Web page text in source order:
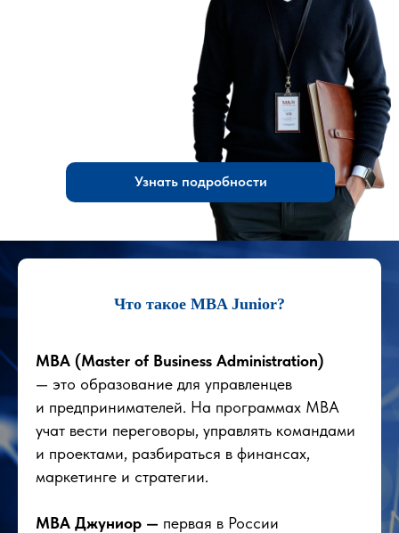
Узнать подробности
Что такое MBA Junior?
MBA (Master of Business Administration)
— это образование для управленцев
и предпринимателей. На программах MBA
учат вести переговоры, управлять командами
и проектами, разбираться в финансах,
маркетинге и стратегии.
MBA Джуниор — первая в России